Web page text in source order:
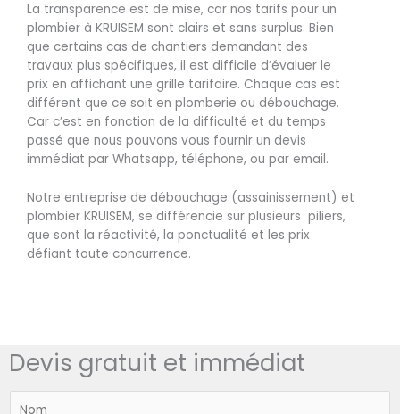
La transparence est de mise, car nos tarifs pour un
plombier à KRUISEM sont clairs et sans surplus. Bien
que certains cas de chantiers demandant des
travaux plus spécifiques, il est difficile d’évaluer le
prix en affichant une grille tarifaire. Chaque cas est
différent que ce soit en plomberie ou débouchage.
Car c’est en fonction de la difficulté et du temps
passé que nous pouvons vous fournir un devis
immédiat par Whatsapp, téléphone, ou par email.
Notre entreprise de débouchage (assainissement) et
plombier KRUISEM, se différencie sur plusieurs piliers,
que sont la réactivité, la ponctualité et les prix
défiant toute concurrence.
Devis gratuit et immédiat